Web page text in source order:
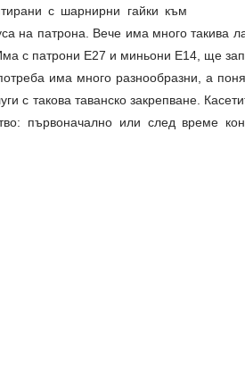
с шарнирни гайки към
на патрона. Вече има много такива
с патрони Е27 и миньони Е14, ще
има много разнообразни, а
с такова таванско закрепване.
първоначално или след време